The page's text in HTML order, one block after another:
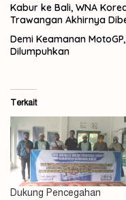
Kabur ke Bali, WNA
Trawangan Akhirnya
Demi Keamanan
Dilumpuhkan
Terkait
Dukung Pencegahan